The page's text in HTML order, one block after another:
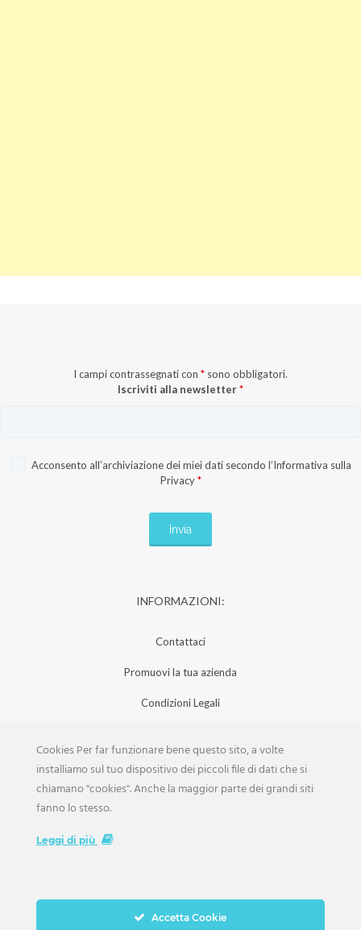
I campi contrassegnati con * sono obbligatori.
Iscriviti alla newsletter*
Acconsento all’archiviazione dei miei dati secondo l’Informativa sulla
Privacy *
INFORMAZIONI:
Contattaci
Promuovi la tua azienda
Condizioni Legali
Iscrizione Aziende
Scarica la Rivista
Cookies Per far funzionare bene questo sito, a volte
installiamo sul tuo dispositivo dei piccoli file di dati che si
chiamano "cookies". Anche la maggior parte dei grandi siti
fanno lo stesso.
Leggi di più
Accetta Cookie